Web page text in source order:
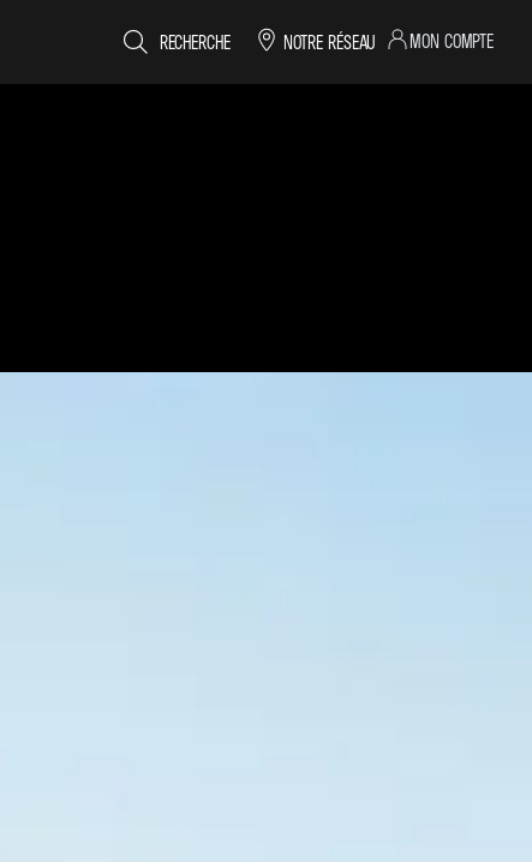
RECHERCHE NOTRE RÉSEAU MON COMPTE